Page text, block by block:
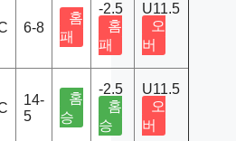
6-8
홈
패
-2.5
홈
패
U11.5
오
버
14-
5
홈
승
-2.5
홈
승
U11.5
오
버